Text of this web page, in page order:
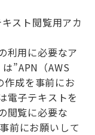
スト閲覧用アカ
利用に必要なア
”APN（AWS
成を事前にお
電子テキストを
閲覧に必要な
前にお願いして